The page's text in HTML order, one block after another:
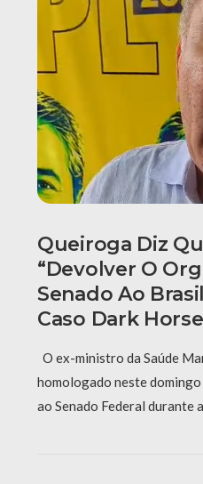
Queiroga Diz
“devolver O
Senado Ao
Caso Dark
O ex-ministro da Saúde
homologado neste
ao Senado Federal durante